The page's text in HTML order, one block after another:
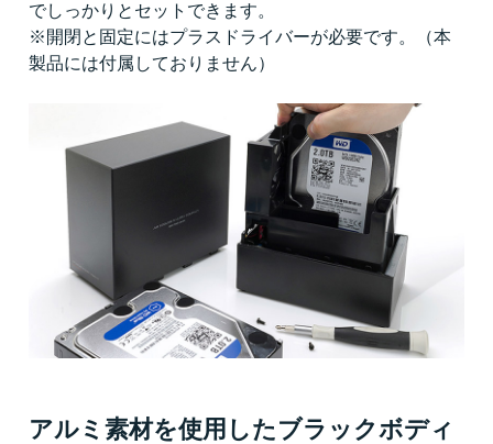
でしっかりとセットできます。
※開閉と固定にはプラスドライバーが必要です。（本
製品には付属しておりません）
アルミ素材を使用したブラックボディ